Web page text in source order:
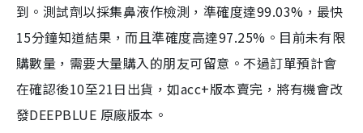
到。測試劑以採集鼻液作檢測，準確度達99.03%，最快
15分鐘知道結果，而且準確度高達97.25%。目前未有限
購數量，需要大量購入的朋友可留意。不過訂單預計會
在確認後10至21日出貨，如acc+版本賣完，將有機會改
發DEEPBLUE 原廠版本。